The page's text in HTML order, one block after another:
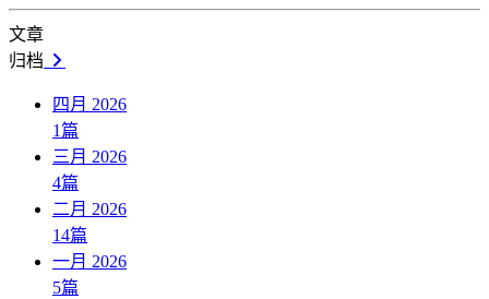
文章
归档
四月 2026
1篇
三月 2026
4篇
二月 2026
14篇
一月 2026
5篇